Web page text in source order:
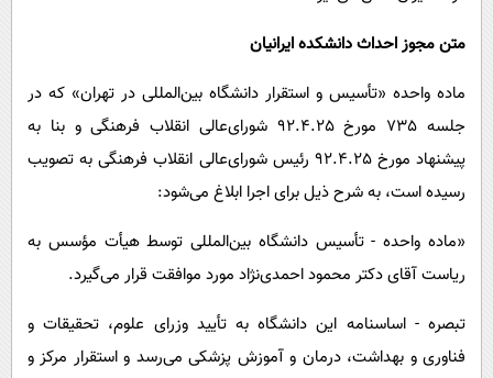
متن مجوز احداث دانشکده ایرانیان
ماده واحده «تأسیس و استقرار دانشگاه بین‌المللی در تهران» که در
جلسه 735 مورخ 92.4.25 شورای‌عالی انقلاب فرهنگی و بنا به
پیشنهاد مورخ 92.4.25 رئیس شورای‌عالی انقلاب فرهنگی به تصویب
رسیده است، به شرح ذیل برای اجرا ابلاغ می‌شود:
«ماده واحده - تأسیس دانشگاه بین‌المللی توسط هیأت مؤسس به
ریاست آقای دکتر محمود احمدی‌نژاد مورد موافقت قرار می‌گیرد.
تبصره - اساسنامه این دانشگاه به تأیید وزرای علوم، تحقیقات و
فناوری و بهداشت، درمان و آموزش پزشکی می‌رسد و استقرار مرکز و